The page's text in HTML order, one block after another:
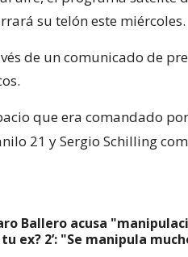
su telón este miércoles.
de un comunicado de
que era comandado
21 y Sergio Schilling
Ballero acusa
ex? 2’: "Se manipula